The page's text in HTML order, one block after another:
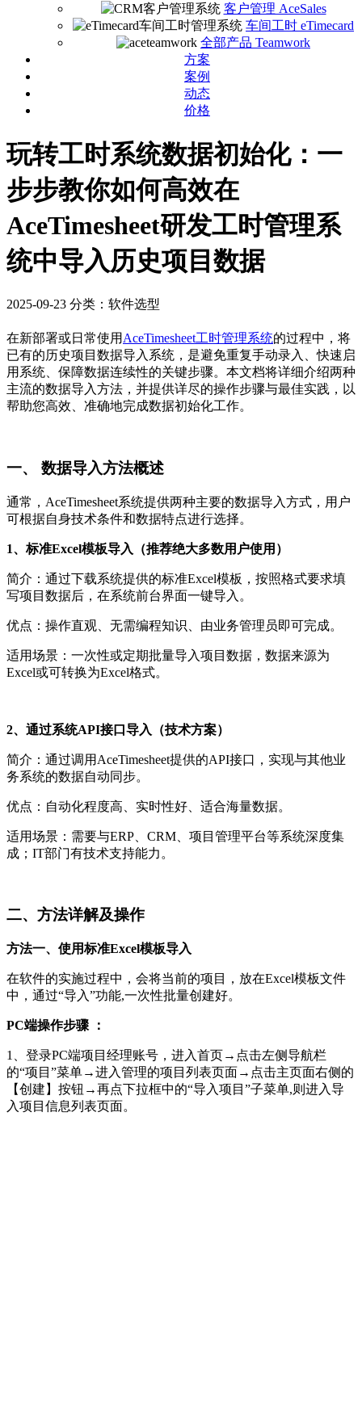
客户管理 AceSales
车间工时 eTimecard
全部产品 Teamwork
方案
案例
动态
价格
玩转工时系统数据初始化：一
步步教你如何高效在
AceTimesheet研发工时管理系
统中导入历史项目数据
2025-09-23 分类：软件选型
在新部署或日常使用 AceTimesheet工时管理系统的过程中，将
已有的历史项目数据导入系统，是避免重复手动录入、快速启
用系统、保障数据连续性的关键步骤。本文档将详细介绍两种
主流的数据导入方法，并提供详尽的操作步骤与最佳实践，以
帮助您高效、准确地完成数据初始化工作。
一、 数据导入方法概述
通常，AceTimesheet系统提供两种主要的数据导入方式，用户
可根据自身技术条件和数据特点进行选择。
1、标准Excel模板导入（推荐绝大多数用户使用）
简介：通过下载系统提供的标准Excel模板，按照格式要求填
写项目数据后，在系统前台界面一键导入。
优点：操作直观、无需编程知识、由业务管理员即可完成。
适用场景：一次性或定期批量导入项目数据，数据来源为
Excel或可转换为Excel格式。
2、通过系统API接口导入（技术方案）
简介：通过调用AceTimesheet提供的API接口，实现与其他业
务系统的数据自动同步。
优点：自动化程度高、实时性好、适合海量数据。
适用场景：需要与ERP、CRM、项目管理平台等系统深度集
成；IT部门有技术支持能力。
二、方法详解及操作
方法一、 使用标准Excel模板导入
在软件的实施过程中，会将当前的项目，放在Excel模板文件
中，通过“导入”功能,一次性批量创建好。
PC端操作步骤 ：
1、登录PC端项目经理账号，进入首页→点击左侧导航栏
的“项目”菜单→进入管理的项目列表页面→点击主页面右侧的
【创建】按钮→再点下拉框中的“导入项目”子菜单,则进入导
入项目信息列表页面。